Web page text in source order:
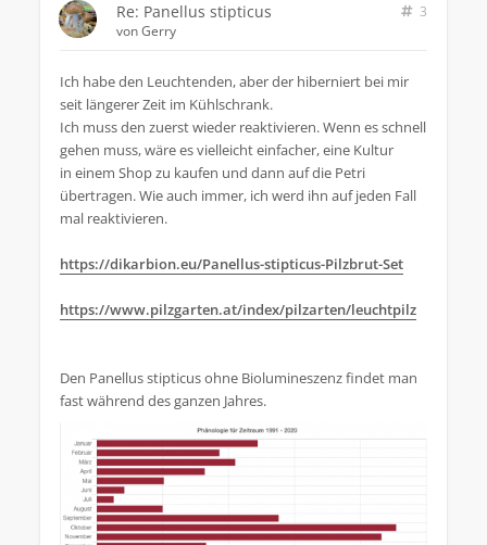
Re: Panellus stipticus
3
vonGerry
Ich habe den Leuchtenden, aber der hiberniert bei mir
seit längerer Zeit im Kühlschrank.
Ich muss den zuerst wieder reaktivieren. Wenn es schnell
gehen muss, wäre es vielleicht einfacher, eine Kultur
in einem Shop zu kaufen und dann auf die Petri
übertragen. Wie auch immer, ich werd ihn auf jeden Fall
mal reaktivieren.
https://dikarbion.eu/Panellus-stipticus-Pilzbrut-Set
https://www.pilzgarten.at/index/pilzarten/leuchtpilz
Den Panellus stipticus ohne Biolumineszenz findet man
fast während des ganzen Jahres.